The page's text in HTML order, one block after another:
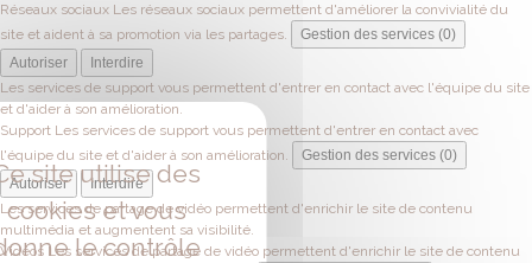
Réseaux sociaux Les réseaux sociaux permettent d'améliorer la convivialité du
site et aident à sa promotion via les partages.
Gestion des services (0)
Autoriser
Interdire
Les services de support vous permettent d'entrer en contact avec l'équipe du site
et d'aider à son amélioration.
Support Les services de support vous permettent d'entrer en contact avec
l'équipe du site et d'aider à son amélioration.
Gestion des services (0)
Autoriser
Interdire
Les services de partage de vidéo permettent d'enrichir le site de contenu
multimédia et augmentent sa visibilité.
Vidéos Les services de partage de vidéo permettent d'enrichir le site de contenu
site utilise des
cookies et vous
le contrôle